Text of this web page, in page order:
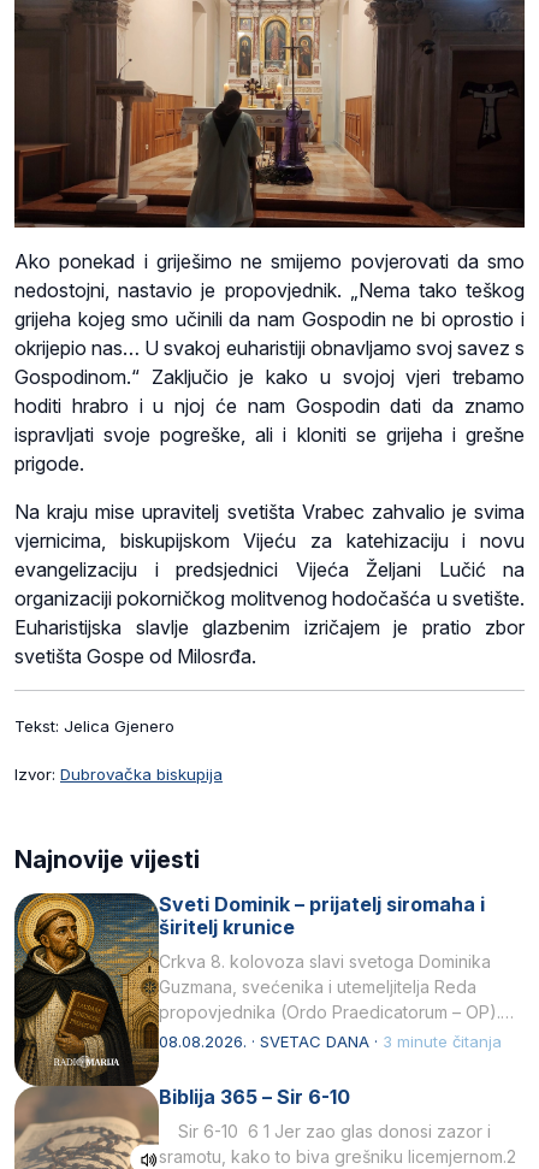
Ako ponekad i griješimo ne smijemo povjerovati da smo
nedostojni, nastavio je propovjednik. „Nema tako teškog
grijeha kojeg smo učinili da nam Gospodin ne bi oprostio i
okrijepio nas… U svakoj euharistiji obnavljamo svoj savez s
Gospodinom.“ Zaključio je kako u svojoj vjeri trebamo
hoditi hrabro i u njoj će nam Gospodin dati da znamo
ispravljati svoje pogreške, ali i kloniti se grijeha i grešne
prigode.
Na kraju mise upravitelj svetišta Vrabec zahvalio je svima
vjernicima, biskupijskom Vijeću za katehizaciju i novu
evangelizaciju i predsjednici Vijeća Željani Lučić na
organizaciji pokorničkog molitvenog hodočašća u svetište.
Euharistijska slavlje glazbenim izričajem je pratio zbor
svetišta Gospe od Milosrđa.
Tekst: Jelica Gjenero
Izvor: Dubrovačka biskupija
Najnovije vijesti
Sveti Dominik – prijatelj siromaha i
širitelj krunice
Crkva 8. kolovoza slavi svetoga Dominika
Guzmana, svećenika i utemeljitelja Reda
propovjednika (Ordo Praedicatorum – OP).
Svojim životom, dubokom ljubavlju prema
08.08.2026. · SVETAC DANA · 3 minute čitanja
Biblija 365 – Sir 6-10
Sir 6-10 6 1 Jer zao glas donosi zazor i
sramotu, kako to biva grešniku licemjernom.2